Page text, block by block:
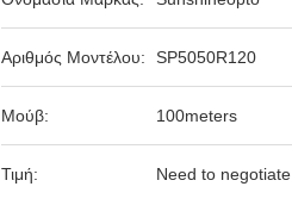
Αριθμός Μοντέλου: SP5050R120
Μούβ: 100meters
Τιμή: Need to negotiate